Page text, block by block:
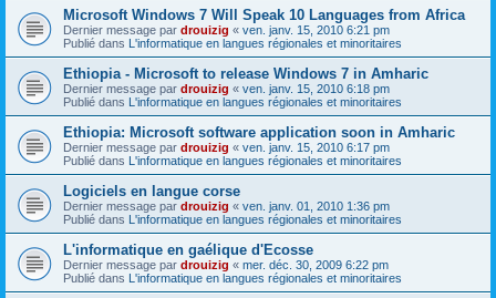
Microsoft Windows 7 Will Speak 10 Languages from Africa
Dernier message par drouizig « ven. janv. 15, 2010 6:21 pm
Publié dans L'informatique en langues régionales et minoritaires
Ethiopia - Microsoft to release Windows 7 in Amharic
Dernier message par drouizig « ven. janv. 15, 2010 6:18 pm
Publié dans L'informatique en langues régionales et minoritaires
Ethiopia: Microsoft software application soon in Amharic
Dernier message par drouizig « ven. janv. 15, 2010 6:17 pm
Publié dans L'informatique en langues régionales et minoritaires
Logiciels en langue corse
Dernier message par drouizig « ven. janv. 01, 2010 1:36 pm
Publié dans L'informatique en langues régionales et minoritaires
L'informatique en gaélique d'Ecosse
Dernier message par drouizig « mer. déc. 30, 2009 6:22 pm
Publié dans L'informatique en langues régionales et minoritaires